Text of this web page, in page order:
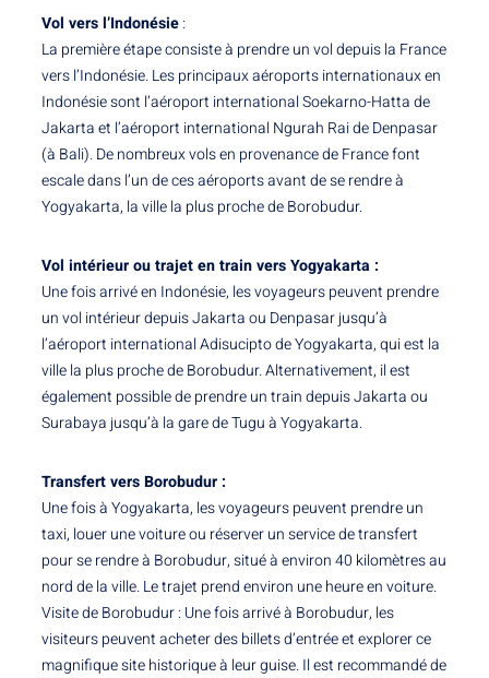
Vol vers l’Indonésie:
La première étape consiste à prendre un vol depuis la France
vers l’Indonésie. Les principaux aéroports internationaux en
Indonésie sont l’aéroport international Soekarno-Hatta de
Jakarta et l’aéroport international Ngurah Rai de Denpasar
(à Bali). De nombreux vols en provenance de France font
escale dans l’un de ces aéroports avant de se rendre à
Yogyakarta, la ville la plus proche de Borobudur.
Vol intérieur ou trajet en train vers Yogyakarta :
Une fois arrivé en Indonésie, les voyageurs peuvent prendre
un vol intérieur depuis Jakarta ou Denpasar jusqu’à
l’aéroport international Adisucipto de Yogyakarta, qui est la
ville la plus proche de Borobudur. Alternativement, il est
également possible de prendre un train depuis Jakarta ou
Surabaya jusqu’à la gare de Tugu à Yogyakarta.
Transfert vers Borobudur :
Une fois à Yogyakarta, les voyageurs peuvent prendre un
taxi, louer une voiture ou réserver un service de transfert
pour se rendre à Borobudur, situé à environ 40 kilomètres au
nord de la ville. Le trajet prend environ une heure en voiture.
Visite de Borobudur : Une fois arrivé à Borobudur, les
visiteurs peuvent acheter des billets d’entrée et explorer ce
magnifique site historique à leur guise. Il est recommandé de